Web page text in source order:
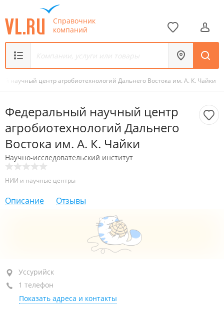
Справочник
компаний
научный центр агробиотехнологий Дальнего Востока им. А. К. Чайки
Федеральный научный центр
агробиотехнологий Дальнего
Востока им. А. К. Чайки
Научно-исследовательский институт
НИИ и научные центры
Описание Отзывы
Уссурийск, ул. Воложенина (пос. Тимирязевский), 30
+7 (4234) 39-27-19
сегодня закрыто
Уссурийск
1 телефон
Показать адреса и контакты